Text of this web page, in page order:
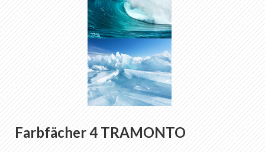
Farbfächer 4 TRAMONTO